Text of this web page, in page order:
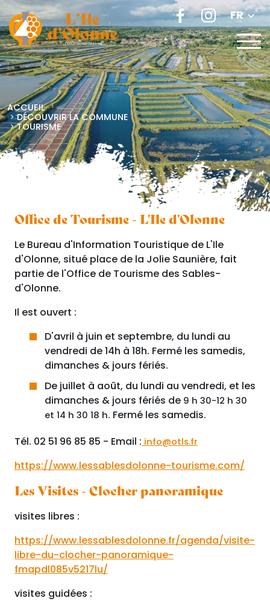
FR
ACCUEIL
DÉCOUVRIR LA COMMUNE
TOURISME
Office de Tourisme - L'Ile d'Olonne
Le Bureau d'Information Touristique de L'Ile
d'Olonne, situé place de la Jolie Saunière, fait
partie de l'Office de Tourisme des Sables-
d'Olonne.
Il est ouvert :
D'avril à juin et septembre, du lundi au
vendredi de 14h à 18h. Fermé les samedis,
dimanches & jours fériés.
De juillet à août, du lundi au vendredi, et les
dimanches & jours fériés de 9 h 30-12 h 30
et 14 h 30 18 h. Fermé les samedis.
Tél. 02 51 96 85 85 - Email : info@otls.fr
https://www.lessablesdolonne-tourisme.com/
Les Visites - Clocher panoramique
visites libres :
https://www.lessablesdolonne.fr/agenda/visite-
libre-du-clocher-panoramique-
fmapdl085v5217lu/
visites guidées :